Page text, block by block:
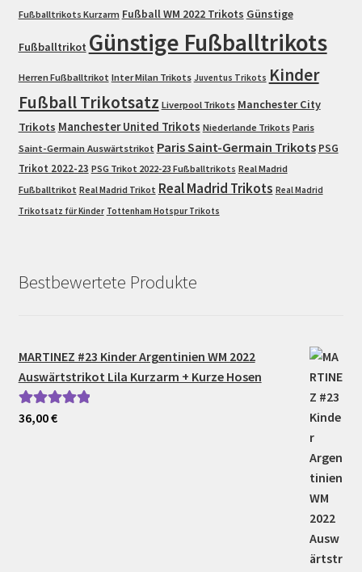
Fußballtrikots Kurzarm Fußball WM 2022 Trikots Günstige
Fußballtrikot Günstige Fußballtrikots
Herren Fußballtrikot Inter Milan Trikots Juventus Trikots Kinder
Fußball Trikotsatz Liverpool Trikots Manchester City
Trikots Manchester United Trikots Niederlande Trikots Paris
Saint-Germain Auswärtstrikot Paris Saint-Germain Trikots PSG
Trikot 2022-23 PSG Trikot 2022-23 Fußballtrikots Real Madrid
Fußballtrikot Real Madrid Trikot Real Madrid Trikots Real Madrid
Trikotsatz für Kinder Tottenham Hotspur Trikots
Bestbewertete Produkte
MARTINEZ #23 Kinder Argentinien WM 2022
Auswärtstrikot Lila Kurzarm + Kurze Hosen
Bewertet mit
36,00€